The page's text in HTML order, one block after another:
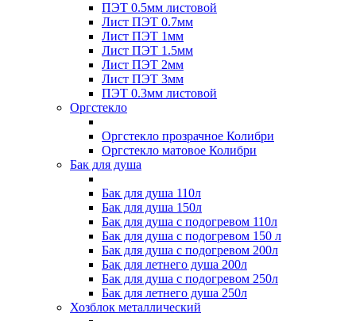
ПЭТ 0.5мм листовой
Лист ПЭТ 0.7мм
Лист ПЭТ 1мм
Лист ПЭТ 1.5мм
Лист ПЭТ 2мм
Лист ПЭТ 3мм
ПЭТ 0.3мм листовой
Оргстекло
Оргстекло прозрачное Колибри
Оргстекло матовое Колибри
Бак для душа
Бак для душа 110л
Бак для душа 150л
Бак для душа с подогревом 110л
Бак для душа с подогревом 150 л
Бак для душа с подогревом 200л
Бак для летнего душа 200л
Бак для душа с подогревом 250л
Бак для летнего душа 250л
Хозблок металлический